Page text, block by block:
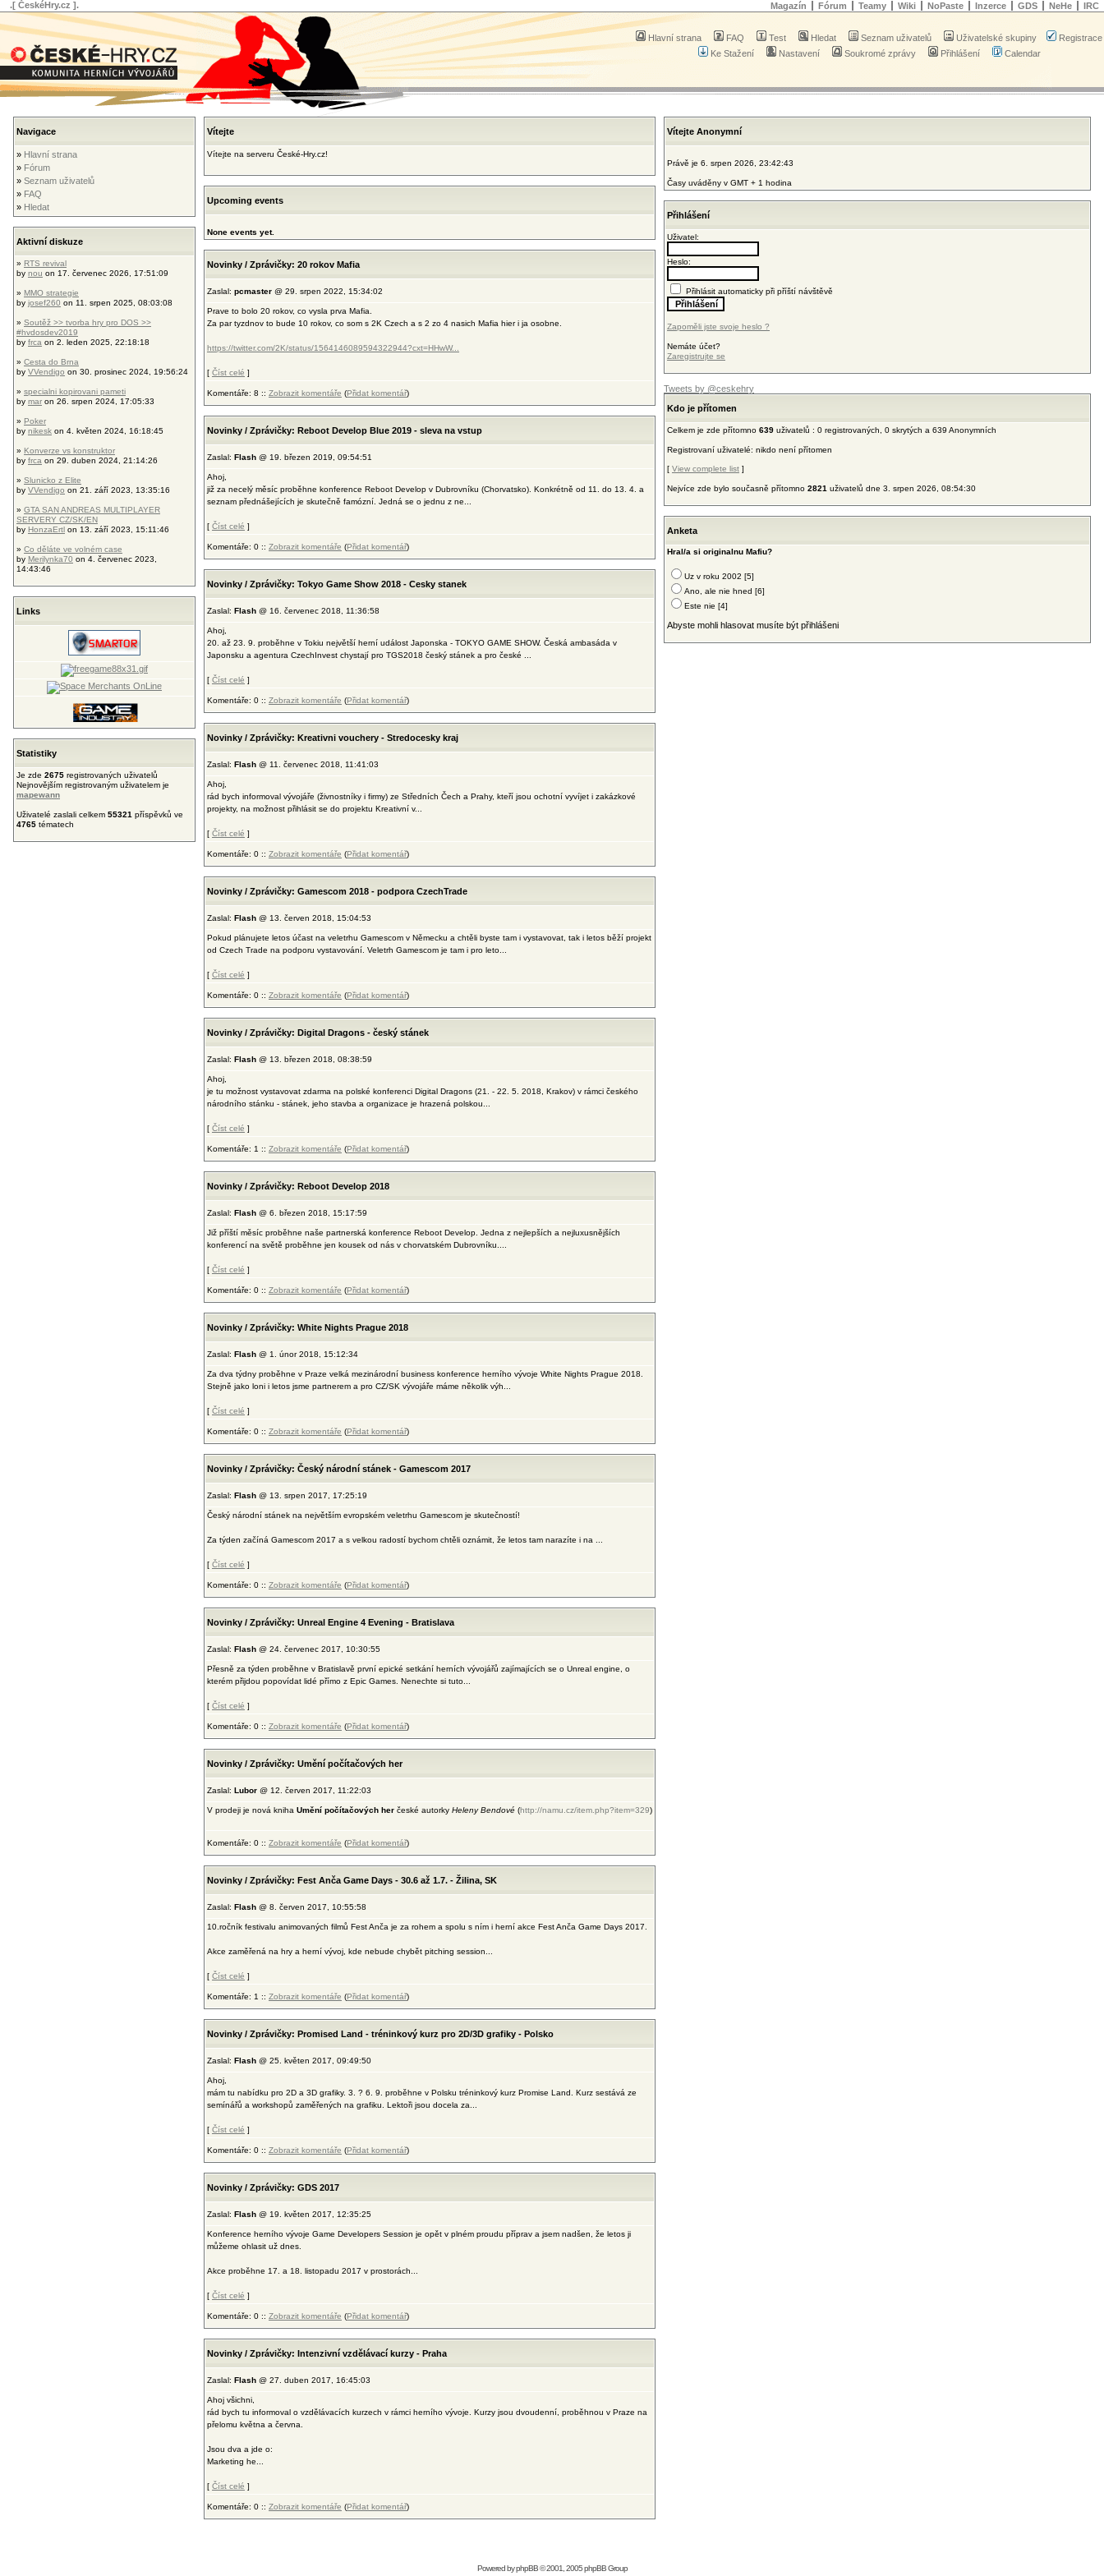
IRC
NeHe
GDS
Inzerce
NoPaste
Wiki
Teamy
Fórum
Magazín
.[ ČeskéHry.cz ].
Hlavní strana FAQ Test Hledat Seznam uživatelů Uživatelské skupiny
Registrace
Ke Stažení
Nastavení Soukromé zprávy Přihlášení Calendar
Navigace
» Hlavní strana
» Fórum
» Seznam uživatelů
» FAQ
» Hledat
Aktivní diskuze
» RTS revival
by nou on 17. červenec 2026, 17:51:09
» MMO strategie
by josef260 on 11. srpen 2025, 08:03:08
» Soutěž >> tvorba hry pro DOS >>
#hvdosdev2019
by frca on 2. leden 2025, 22:18:18
» Cesta do Brna
by VVendigo on 30. prosinec 2024, 19:56:24
» specialni kopirovani pameti
by mar on 26. srpen 2024, 17:05:33
» Poker
by nikesk on 4. květen 2024, 16:18:45
» Konverze vs konstruktor
by frca on 29. duben 2024, 21:14:26
» Slunicko z Elite
by VVendigo on 21. září 2023, 13:35:16
» GTA SAN ANDREAS MULTIPLAYER
SERVERY CZ/SK/EN
by HonzaErtl on 13. září 2023, 15:11:46
» Co děláte ve volném case
by Merilynka70 on 4. červenec 2023,
14:43:46
Links
Statistiky
Je zde 2675 registrovaných uživatelů
Nejnovějším registrovaným uživatelem je
mapewann
Uživatelé zaslali celkem 55321 příspěvků ve
4765 tématech
Vítejte
Vítejte na serveru České-Hry.cz!
Upcoming events
None events yet.
Novinky / Zprávičky: 20 rokov Mafia
Zaslal: pcmaster @ 29. srpen 2022, 15:34:02
Prave to bolo 20 rokov, co vysla prva Mafia.
Za par tyzdnov to bude 10 rokov, co som s 2K Czech a s 2 zo 4 nasich Mafia hier i ja osobne.
https://twitter.com/2K/status/1564146089594322944?cxt=HHwW...
[ Číst celé ]
Komentáře: 8 :: Zobrazit komentáře (Přidat komentář)
Novinky / Zprávičky: Reboot Develop Blue 2019 - sleva na vstup
Zaslal: Flash @ 19. březen 2019, 09:54:51
Ahoj,
již za necelý měsíc proběhne konference Reboot Develop v Dubrovníku (Chorvatsko). Konkrétně od 11. do 13. 4. a
seznam přednášejících je skutečně famózní. Jedná se o jednu z ne...
[ Číst celé ]
Komentáře: 0 :: Zobrazit komentáře (Přidat komentář)
Novinky / Zprávičky: Tokyo Game Show 2018 - Cesky stanek
Zaslal: Flash @ 16. červenec 2018, 11:36:58
Ahoj,
20. až 23. 9. proběhne v Tokiu největší herní událost Japonska - TOKYO GAME SHOW. Česká ambasáda v
Japonsku a agentura CzechInvest chystají pro TGS2018 český stánek a pro české ...
[ Číst celé ]
Komentáře: 0 :: Zobrazit komentáře (Přidat komentář)
Novinky / Zprávičky: Kreativni vouchery - Stredocesky kraj
Zaslal: Flash @ 11. červenec 2018, 11:41:03
Ahoj,
rád bych informoval vývojáře (živnostníky i firmy) ze Středních Čech a Prahy, kteří jsou ochotní vyvíjet i zakázkové
projekty, na možnost přihlásit se do projektu Kreativní v...
[ Číst celé ]
Komentáře: 0 :: Zobrazit komentáře (Přidat komentář)
Novinky / Zprávičky: Gamescom 2018 - podpora CzechTrade
Zaslal: Flash @ 13. červen 2018, 15:04:53
Pokud plánujete letos účast na veletrhu Gamescom v Německu a chtěli byste tam i vystavovat, tak i letos běží projekt
od Czech Trade na podporu vystavování. Veletrh Gamescom je tam i pro leto...
[ Číst celé ]
Komentáře: 0 :: Zobrazit komentáře (Přidat komentář)
Novinky / Zprávičky: Digital Dragons - český stánek
Zaslal: Flash @ 13. březen 2018, 08:38:59
Ahoj,
je tu možnost vystavovat zdarma na polské konferenci Digital Dragons (21. - 22. 5. 2018, Krakov) v rámci českého
národního stánku - stánek, jeho stavba a organizace je hrazená polskou...
[ Číst celé ]
Komentáře: 1 :: Zobrazit komentáře (Přidat komentář)
Novinky / Zprávičky: Reboot Develop 2018
Zaslal: Flash @ 6. březen 2018, 15:17:59
Již příští měsíc proběhne naše partnerská konference Reboot Develop. Jedna z nejlepších a nejluxusnějších
konferencí na světě proběhne jen kousek od nás v chorvatském Dubrovníku....
[ Číst celé ]
Komentáře: 0 :: Zobrazit komentáře (Přidat komentář)
Novinky / Zprávičky: White Nights Prague 2018
Zaslal: Flash @ 1. únor 2018, 15:12:34
Za dva týdny proběhne v Praze velká mezinárodní business konference herního vývoje White Nights Prague 2018.
Stejně jako loni i letos jsme partnerem a pro CZ/SK vývojáře máme několik výh...
[ Číst celé ]
Komentáře: 0 :: Zobrazit komentáře (Přidat komentář)
Novinky / Zprávičky: Český národní stánek - Gamescom 2017
Zaslal: Flash @ 13. srpen 2017, 17:25:19
Český národní stánek na největším evropském veletrhu Gamescom je skutečností!
Za týden začíná Gamescom 2017 a s velkou radostí bychom chtěli oznámit, že letos tam narazíte i na ...
[ Číst celé ]
Komentáře: 0 :: Zobrazit komentáře (Přidat komentář)
Novinky / Zprávičky: Unreal Engine 4 Evening - Bratislava
Zaslal: Flash @ 24. červenec 2017, 10:30:55
Přesně za týden proběhne v Bratislavě první epické setkání herních vývojářů zajímajících se o Unreal engine, o
kterém přijdou popovídat lidé přímo z Epic Games. Nenechte si tuto...
[ Číst celé ]
Komentáře: 0 :: Zobrazit komentáře (Přidat komentář)
Novinky / Zprávičky: Umění počítačových her
Zaslal: Lubor @ 12. červen 2017, 11:22:03
V prodeji je nová kniha Umění počítačových her české autorky Heleny Bendové (http://namu.cz/item.php?item=329)
Komentáře: 0 :: Zobrazit komentáře (Přidat komentář)
Novinky / Zprávičky: Fest Anča Game Days - 30.6 až 1.7. - Žilina, SK
Zaslal: Flash @ 8. červen 2017, 10:55:58
10.ročník festivalu animovaných filmů Fest Anča je za rohem a spolu s ním i herní akce Fest Anča Game Days 2017.
Akce zaměřená na hry a herní vývoj, kde nebude chybět pitching session...
[ Číst celé ]
Komentáře: 1 :: Zobrazit komentáře (Přidat komentář)
Novinky / Zprávičky: Promised Land - tréninkový kurz pro 2D/3D grafiky - Polsko
Zaslal: Flash @ 25. květen 2017, 09:49:50
Ahoj,
mám tu nabídku pro 2D a 3D grafiky. 3. ? 6. 9. proběhne v Polsku tréninkový kurz Promise Land. Kurz sestává ze
semínářů a workshopů zaměřených na grafiku. Lektoři jsou docela za...
[ Číst celé ]
Komentáře: 0 :: Zobrazit komentáře (Přidat komentář)
Novinky / Zprávičky: GDS 2017
Zaslal: Flash @ 19. květen 2017, 12:35:25
Konference herního vývoje Game Developers Session je opět v plném proudu příprav a jsem nadšen, že letos ji
můžeme ohlasit už dnes.
Akce proběhne 17. a 18. listopadu 2017 v prostorách...
[ Číst celé ]
Komentáře: 0 :: Zobrazit komentáře (Přidat komentář)
Novinky / Zprávičky: Intenzivní vzdělávací kurzy - Praha
Zaslal: Flash @ 27. duben 2017, 16:45:03
Ahoj všichni,
rád bych tu informoval o vzdělávacích kurzech v rámci herního vývoje. Kurzy jsou dvoudenní, proběhnou v Praze na
přelomu května a června.
Jsou dva a jde o:
Marketing he...
[ Číst celé ]
Komentáře: 0 :: Zobrazit komentáře (Přidat komentář)
Vítejte Anonymní
Právě je 6. srpen 2026, 23:42:43
Časy uváděny v GMT + 1 hodina
Přihlášení
Uživatel:
Heslo:
Přihlásit automaticky při příští návštěvě
Zapoměli jste svoje heslo ?
Nemáte účet?
Zaregistrujte se
Tweets by @ceskehry
Kdo je přítomen
Celkem je zde přítomno 639 uživatelů : 0 registrovaných, 0 skrytých a 639 Anonymních
Registrovaní uživatelé: nikdo není přítomen
[ View complete list ]
Nejvíce zde bylo současně přítomno 2821 uživatelů dne 3. srpen 2026, 08:54:30
Anketa
Hral/a si originalnu Mafiu?
Uz v roku 2002 [5]
Ano, ale nie hned [6]
Este nie [4]
Abyste mohli hlasovat musíte být přihlášeni
Powered byphpBB© 2001, 2005 phpBB Group